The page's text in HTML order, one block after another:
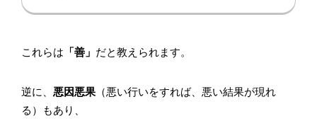
これらは 「善」 だと教えられます。
逆に、 悪因悪果 （悪い行いをすれば、悪い結果が現れ
る）もあり、